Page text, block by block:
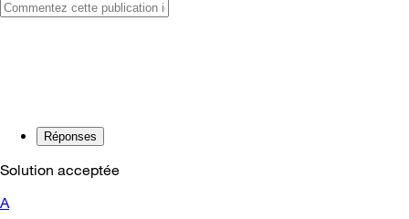
Réponses
Solution acceptée
A